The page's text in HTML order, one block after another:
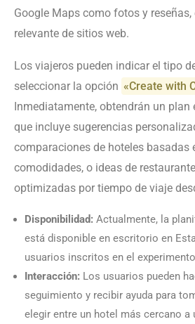
Google Maps como fotos y
relevante de sitios web.
Los viajeros pueden indicar el tipo
seleccionar la opción «Create with
Inmediatamente, obtendrán un plan
que incluye sugerencias
comparaciones de hoteles basadas
comodidades, o ideas de
optimizadas por tiempo de viaje
Disponibilidad: Actualmente, la
está disponible en escritorio en
usuarios inscritos en el
Interacción: Los usuarios pueden
seguimiento y recibir ayuda para
elegir entre un hotel más cercano a